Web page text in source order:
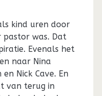
kind uren door
pastor was. Dat
Evenals het
naar Nina
Nick Cave. En
van terug in